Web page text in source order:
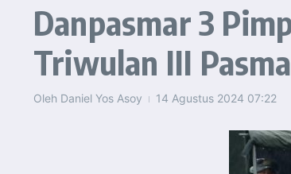
Danpasmar 3
Triwulan III
Oleh Daniel Yos Asoy 14 Agustus 2024 07:22